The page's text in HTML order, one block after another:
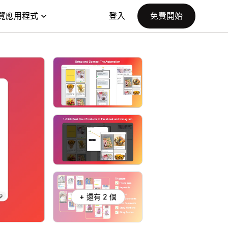
應用程式 登入 免費開始
+ 還有 2 個